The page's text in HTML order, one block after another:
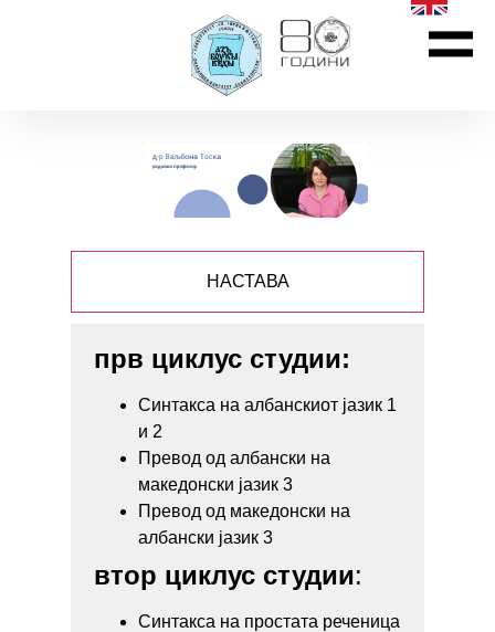
НАСТАВА
прв циклус студии:
Синтакса на албанскиот јазик 1
и 2
Превод од албански на
македонски јазик 3
Превод од македонски на
албански јазик 3
втор циклус студии:
Синтакса на простата реченица